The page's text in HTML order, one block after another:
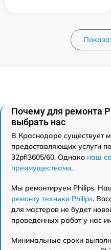
Почему для ремонта
выбрать нас
В Краснодаре существует
предоставляющих услуги
32pfl3605/60. Однако наш
преимуществами.
Мы ремонтируем Philips.
ремонту техники Philips.
для мастеров не будет
проведенных работ у нас
Минимальные сроки